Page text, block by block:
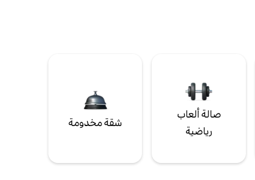
صالة ألعاب
رياضية
شقة مخدومة